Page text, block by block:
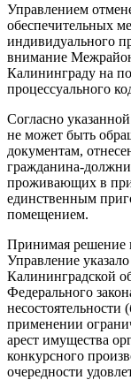
Управлением
обеспечительных
индивидуального
внимание
Калининграду на
процессуального
Согласно
не может быть
документам,
гражданина-
проживающих в
единственным
помещением.
Принимая решение
Управление
Калининградской
Федерального
несостоятельности
применении
арест имущества
конкурсного
очередности